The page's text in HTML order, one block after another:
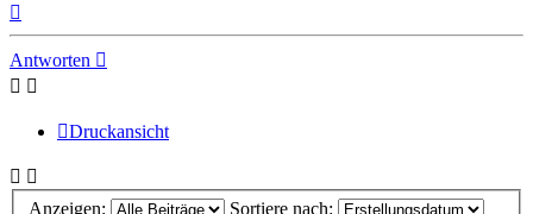
Antworten
Druckansicht
Anzeigen:
Sortiere nach: